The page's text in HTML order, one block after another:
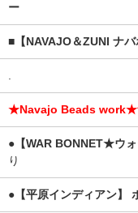
ー
■【NAVAJO＆ZUNI ナ
★Navajo Beads work★
●【WAR BONNET★ウォ
り
●【平原インディアン】